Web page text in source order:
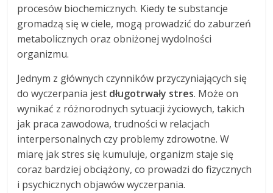
procesów biochemicznych. Kiedy te substancje
gromadzą się w ciele, mogą prowadzić do zaburzeń
metabolicznych oraz obniżonej wydolności
organizmu.
Jednym z głównych czynników przyczyniających się
do wyczerpania jest długotrwały stres. Może on
wynikać z różnorodnych sytuacji życiowych, takich
jak praca zawodowa, trudności w relacjach
interpersonalnych czy problemy zdrowotne. W
miarę jak stres się kumuluje, organizm staje się
coraz bardziej obciążony, co prowadzi do fizycznych
i psychicznych objawów wyczerpania.